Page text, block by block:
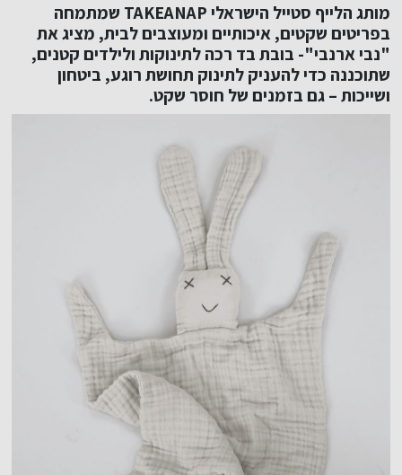
מותג הלייף סטייל הישראלי TAKEANAP שמתמחה
בפריטים שקטים, איכותיים ומעוצבים לבית, מציג את
"נבי ארנבי"- בובת בד רכה לתינוקות ולילדים קטנים,
שתוכננה כדי להעניק לתינוק תחושת רוגע, ביטחון
ושייכות – גם בזמנים של חוסר שקט.